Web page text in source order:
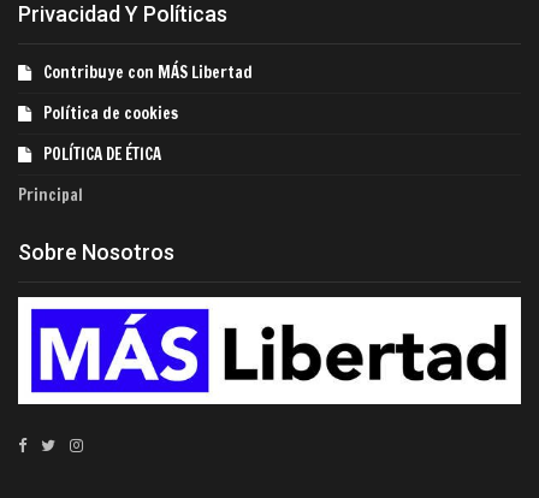
Privacidad Y Políticas
Contribuye con MÁS Libertad
Política de cookies
POLÍTICA DE ÉTICA
Principal
Sobre Nosotros